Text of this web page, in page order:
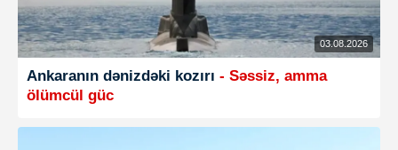
03.08.2026
Ankaranın dənizdəki kozırı - Səssiz, amma
ölümcül güc